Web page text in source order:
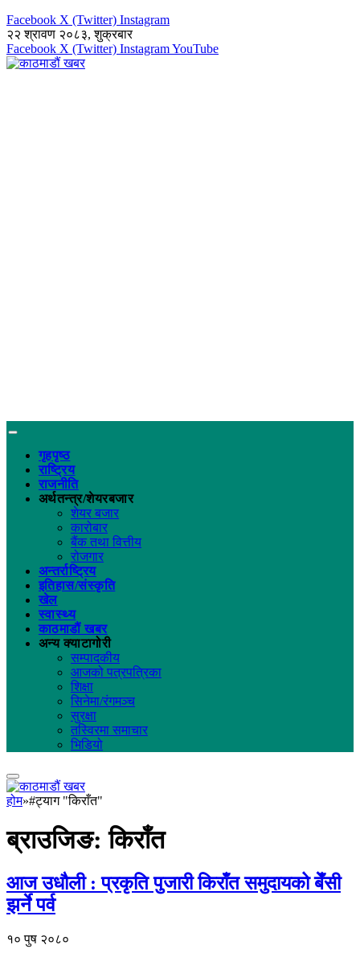
Facebook X (Twitter) Instagram
२२ श्रावण २०८३, शुक्रबार
Facebook X (Twitter) InstagramYouTube
गृहपृष्ठ
राष्ट्रिय
राजनीति
अर्थतन्त्र/शेयरबजार
शेयर बजार
कारोबार
बैंक तथा वित्तीय
रोजगार
अन्तर्राष्ट्रिय
इतिहास/संस्कृति
खेल
स्वास्थ्य
काठमाडौं खबर
अन्य क्याटागोरी
सम्पादकीय
आजको पत्रपत्रिका
शिक्षा
सिनेमा/रंगमञ्च
सुरक्षा
तस्विरमा समाचार
भिडियो
होम»#ट्याग "किराँत"
ब्राउजिङ:किराँत
आज उधौली : प्रकृति पुजारी किराँत समुदायको बेँसी
झर्ने पर्व
१० पुष २०८०